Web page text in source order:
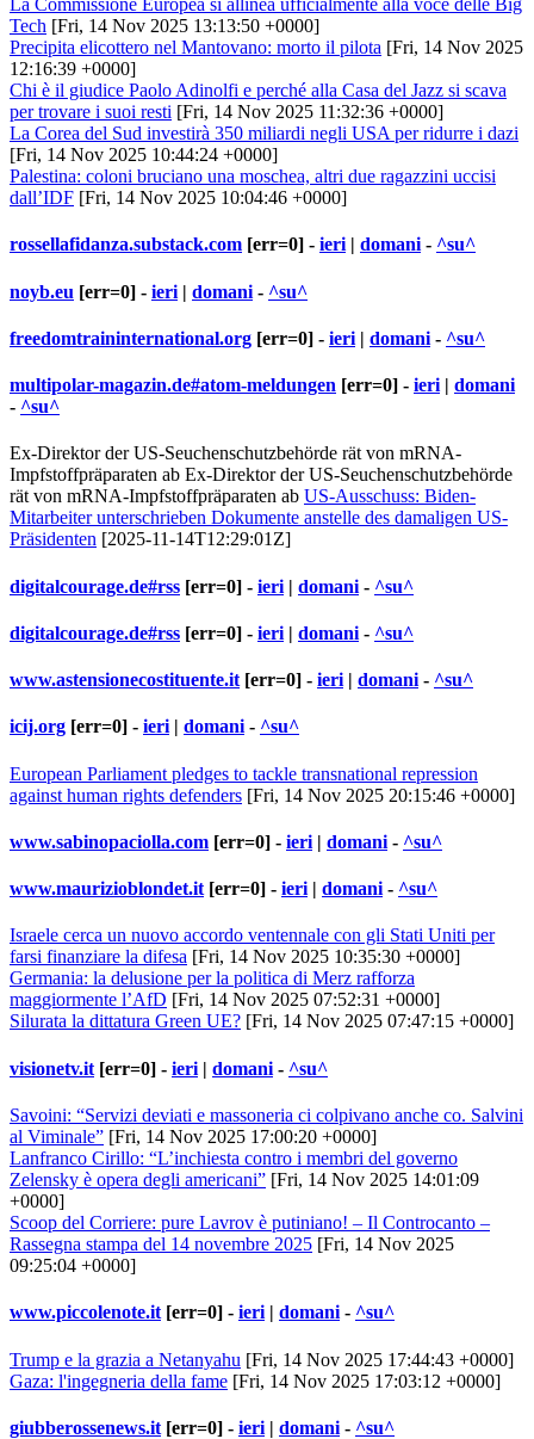
La Commissione Europea si allinea ufficialmente alla voce delle Big
Tech [Fri, 14 Nov 2025 13:13:50 +0000]
Precipita elicottero nel Mantovano: morto il pilota [Fri, 14 Nov 2025
12:16:39 +0000]
Chi è il giudice Paolo Adinolfi e perché alla Casa del Jazz si scava
per trovare i suoi resti [Fri, 14 Nov 2025 11:32:36 +0000]
La Corea del Sud investirà 350 miliardi negli USA per ridurre i dazi
[Fri, 14 Nov 2025 10:44:24 +0000]
Palestina: coloni bruciano una moschea, altri due ragazzini uccisi
dall’IDF [Fri, 14 Nov 2025 10:04:46 +0000]
rossellafidanza.substack.com [err=0] - ieri | domani - ^su^
noyb.eu [err=0] - ieri | domani - ^su^
freedomtraininternational.org [err=0] - ieri | domani - ^su^
multipolar-magazin.de#atom-meldungen [err=0] - ieri | domani
- ^su^
Ex-Direktor der US-Seuchenschutzbehörde rät von mRNA-
Impfstoffpräparaten ab Ex-Direktor der US-Seuchenschutzbehörde
rät von mRNA-Impfstoffpräparaten ab US-Ausschuss: Biden-
Mitarbeiter unterschrieben Dokumente anstelle des damaligen US-
Präsidenten [2025-11-14T12:29:01Z]
digitalcourage.de#rss [err=0] - ieri | domani - ^su^
digitalcourage.de#rss [err=0] - ieri | domani - ^su^
www.astensionecostituente.it [err=0] - ieri | domani - ^su^
icij.org [err=0] - ieri | domani - ^su^
European Parliament pledges to tackle transnational repression
against human rights defenders [Fri, 14 Nov 2025 20:15:46 +0000]
www.sabinopaciolla.com [err=0] - ieri | domani - ^su^
www.maurizioblondet.it [err=0] - ieri | domani - ^su^
Israele cerca un nuovo accordo ventennale con gli Stati Uniti per
farsi finanziare la difesa [Fri, 14 Nov 2025 10:35:30 +0000]
Germania: la delusione per la politica di Merz rafforza
maggiormente l’AfD [Fri, 14 Nov 2025 07:52:31 +0000]
Silurata la dittatura Green UE? [Fri, 14 Nov 2025 07:47:15 +0000]
visionetv.it [err=0] - ieri | domani - ^su^
Savoini: “Servizi deviati e massoneria ci colpivano anche co. Salvini
al Viminale” [Fri, 14 Nov 2025 17:00:20 +0000]
Lanfranco Cirillo: “L’inchiesta contro i membri del governo
Zelensky è opera degli americani” [Fri, 14 Nov 2025 14:01:09
+0000]
Scoop del Corriere: pure Lavrov è putiniano! – Il Controcanto –
Rassegna stampa del 14 novembre 2025 [Fri, 14 Nov 2025
09:25:04 +0000]
www.piccolenote.it [err=0] - ieri | domani - ^su^
Trump e la grazia a Netanyahu [Fri, 14 Nov 2025 17:44:43 +0000]
Gaza: l'ingegneria della fame [Fri, 14 Nov 2025 17:03:12 +0000]
giubberossenews.it [err=0] - ieri | domani - ^su^